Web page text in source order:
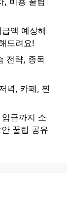
액 예상해
드려요!
전략, 종목
녁, 카페, 찐
금까지 소
꿀팁 공유